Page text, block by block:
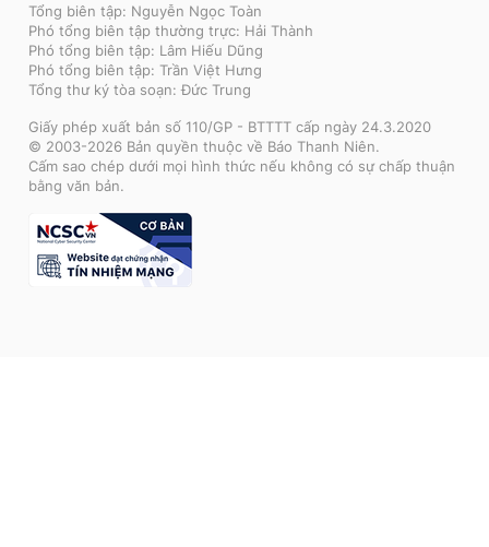
Tổng biên tập: Nguyễn Ngọc Toàn
Phó tổng biên tập thường trực: Hải Thành
Phó tổng biên tập: Lâm Hiếu Dũng
Phó tổng biên tập: Trần Việt Hưng
Tổng thư ký tòa soạn: Đức Trung
Giấy phép xuất bản số 110/GP - BTTTT cấp ngày 24.3.2020
© 2003-2026 Bản quyền thuộc về Báo Thanh Niên.
Cấm sao chép dưới mọi hình thức nếu không có sự chấp thuận
bằng văn bản.